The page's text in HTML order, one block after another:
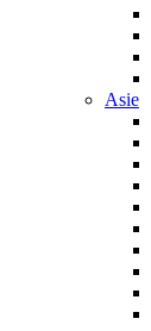
Asie